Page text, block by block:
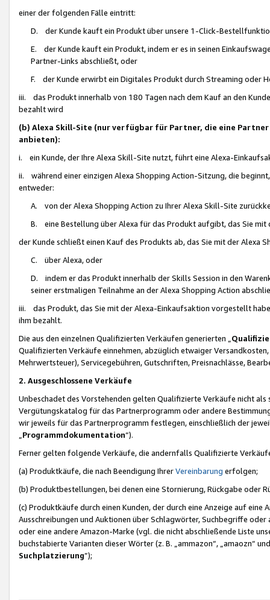
einer der folgenden Fälle eintritt:
D. der Kunde kauft ein Produkt über unsere 1-Click-
E. der Kunde kauft ein Produkt, indem er es in seinen
Partner-Links abschließt, oder
F. der Kunde erwirbt ein Digitales Produkt durch Streaming oder
iii. das Produkt innerhalb von 180 Tagen nach dem Kauf an den
bezahlt wird
(b) Alexa Skill-Site (nur verfügbar für Partner, die eine
anbieten):
i. ein Kunde, der Ihre Alexa Skill-Site nutzt, führt eine Alexa-
ii. während einer einzigen Alexa Shopping Action-Sitzung, die
entweder:
A. von der Alexa Shopping Action zu Ihrer Alexa Skill-Site
B. eine Bestellung über Alexa für das Produkt aufgibt, das Sie mit
der Kunde schließt einen Kauf des Produkts ab, das Sie mit der Alexa
C. über Alexa, oder
D. indem er das Produkt innerhalb der Skills Session in den
seiner erstmaligen Teilnahme an der Alexa Shopping Action
iii. das Produkt, das Sie mit der Alexa-Einkaufsaktion vorgestellt
ihm bezahlt.
Die aus den einzelnen Qualifizierten Verkäufen generierten „
Qualifizierten Verkäufe einnehmen, abzüglich etwaiger
Mehrwertsteuer), Servicegebühren, Gutschriften, Preisnachlässe,
2. Ausgeschlossene Verkäufe
Unbeschadet des Vorstehenden gelten Qualifizierte Verkäufe nicht
Vergütungskatalog für das Partnerprogramm oder andere
wir jeweils für das Partnerprogramm festlegen, einschließlich der
Programmdokumentation“).
Ferner gelten folgende Verkäufe, die andernfalls Qualifizierte
(a) Produktkäufe, die nach Beendigung IhrerVereinbarung erfolgen;
(b) Produktbestellungen, bei denen eine Stornierung, Rückgabe oder
(c) Produktkäufe durch einen Kunden, der durch eine Anzeige auf
Ausschreibungen und Auktionen über Schlagwörter, Suchbegriffe
oder eine andere Amazon-Marke (vgl. die nicht abschließende Liste
buchstabierte Varianten dieser Wörter (z. B. „ammazon“, „amaozn“
Suchplatzierung”);